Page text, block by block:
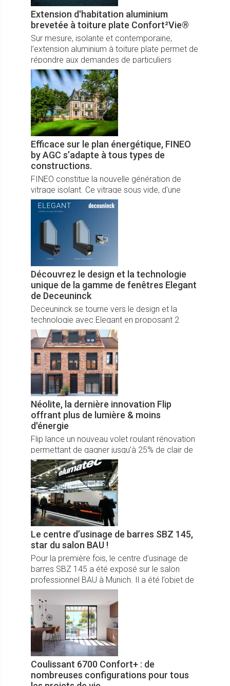
Extension d'habitation aluminium
brevetée à toiture plate Confort²Vie®
Sur mesure, isolante et contemporaine,
l’extension aluminium à toiture plate permet de
répondre aux demandes de particuliers
souhaitant une véritable pièce de vie
supplémentaire dans leur maison
Efficace sur le plan énergétique, FINEO
by AGC s’adapte à tous types de
constructions.
FINEO constitue la nouvelle génération de
vitrage isolant. Ce vitrage sous vide, d'une
finesse inégalée, procure un confort thermique
et acoustique optimal.
Découvrez le design et la technologie
unique de la gamme de fenêtres Elegant
de Deceuninck
Deceuninck se tourne vers le design et la
technologie avec Elegant en proposant 2
designs d’ouvrants, Infinity et Infinity
Thermofibra (renforcement fibres de verre).
Les gammes de profilés Elegant répondent
parfaitement aux exigences de la RT 2020, de
la pose en neuf et en rénovation, pour la
construction individuelle et le tertiaire.
Néolite, la dernière innovation Flip
offrant plus de lumière & moins
d'énergie
Flip lance un nouveau volet roulant rénovation
permettant de gagner jusqu’à 25% de clair de
jour. Avec le Néolite, Flip présente la nouvelle
génération de volets sur-mesure et
entièrement personnalisables, aux
composants entièrement repensés pour une
durabilité maximale.
Le centre d’usinage de barres SBZ 145,
star du salon BAU !
Pour la première fois, le centre d’usinage de
barres SBZ 145 a été exposé sur le salon
professionnel BAU à Munich. Il a été l’objet de
toutes les attentions du public grâce à ses
caractéristiques hors du commun.
Coulissant 6700 Confort+ : de
nombreuses configurations pour tous